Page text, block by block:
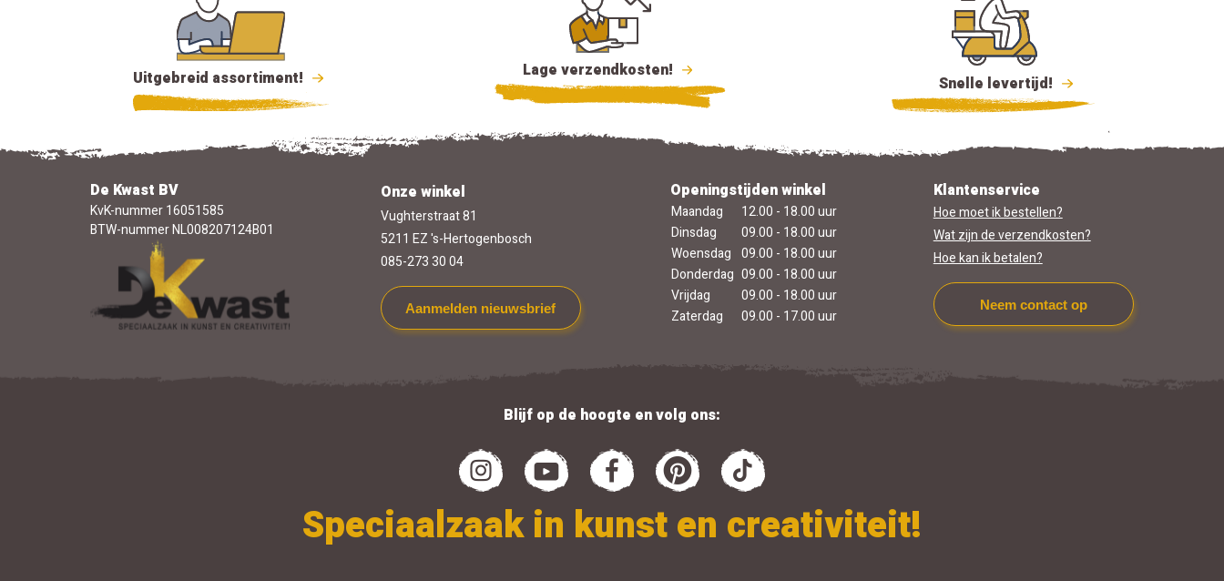
Uitgebreid assortiment! Lage verzendkosten!
Snelle levertijd!
De Kwast BV
KvK-nummer 16051585
BTW-nummer NL008207124B01
Onze winkel
Vughterstraat 81
5211 EZ 's-Hertogenbosch
085-273 30 04
Aanmelden nieuwsbrief
Openingstijden winkel
Maandag
12.00 - 18.00 uur
Dinsdag
09.00 - 18.00 uur
Woensdag 09.00 - 18.00 uur
Donderdag 09.00 - 18.00 uur
Vrijdag
09.00 - 18.00 uur
Zaterdag
09.00 - 17.00 uur
Klantenservice
Hoe moet ik bestellen?
Wat zijn de verzendkosten?
Hoe kan ik betalen?
Neem contact op
Blijf op de hoogte en volg ons:
Speciaalzaak in kunst en creativiteit!